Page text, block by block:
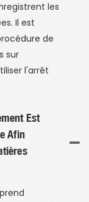
les
Il est
de
sur
l'arrêt
Est
Afin